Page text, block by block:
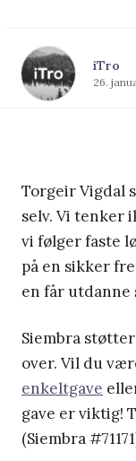
iTro
26.
Torgeir Vigdal
selv. Vi tenker
vi følger faste
på en sikker
en får utdanne
Siembra
over. Vil du
enkeltgave
gave er viktig!
(Siembra